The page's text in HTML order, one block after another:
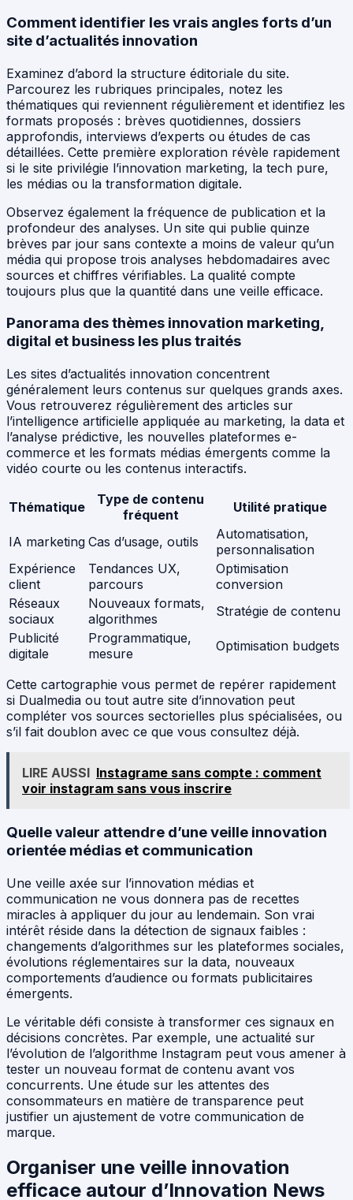
Comment identifier les vrais angles forts d’un
site d’actualités innovation
Examinez d’abord la structure éditoriale du site.
Parcourez les rubriques principales, notez les
thématiques qui reviennent régulièrement et identifiez les
formats proposés : brèves quotidiennes, dossiers
approfondis, interviews d’experts ou études de cas
détaillées. Cette première exploration révèle rapidement
si le site privilégie l’innovation marketing, la tech pure,
les médias ou la transformation digitale.
Observez également la fréquence de publication et la
profondeur des analyses. Un site qui publie quinze
brèves par jour sans contexte a moins de valeur qu’un
média qui propose trois analyses hebdomadaires avec
sources et chiffres vérifiables. La qualité compte
toujours plus que la quantité dans une veille efficace.
Panorama des thèmes innovation marketing,
digital et business les plus traités
Les sites d’actualités innovation concentrent
généralement leurs contenus sur quelques grands axes.
Vous retrouverez régulièrement des articles sur
l’intelligence artificielle appliquée au marketing, la data et
l’analyse prédictive, les nouvelles plateformes e-
commerce et les formats médias émergents comme la
vidéo courte ou les contenus interactifs.
Thématique
Type de contenu
fréquent
Utilité pratique
IA marketing Cas d’usage, outils
Automatisation,
personnalisation
Expérience
client
Tendances UX,
parcours
Optimisation
conversion
Réseaux
sociaux
Nouveaux formats,
algorithmes
Stratégie de contenu
Publicité
digitale
Programmatique,
mesure
Optimisation budgets
Cette cartographie vous permet de repérer rapidement
si Dualmedia ou tout autre site d’innovation peut
compléter vos sources sectorielles plus spécialisées, ou
s’il fait doublon avec ce que vous consultez déjà.
LIRE AUSSI Instagrame sans compte : comment
voir instagram sans vous inscrire
Quelle valeur attendre d’une veille innovation
orientée médias et communication
Une veille axée sur l’innovation médias et
communication ne vous donnera pas de recettes
miracles à appliquer du jour au lendemain. Son vrai
intérêt réside dans la détection de signaux faibles :
changements d’algorithmes sur les plateformes sociales,
évolutions réglementaires sur la data, nouveaux
comportements d’audience ou formats publicitaires
émergents.
Le véritable défi consiste à transformer ces signaux en
décisions concrètes. Par exemple, une actualité sur
l’évolution de l’algorithme Instagram peut vous amener à
tester un nouveau format de contenu avant vos
concurrents. Une étude sur les attentes des
consommateurs en matière de transparence peut
justifier un ajustement de votre communication de
marque.
Organiser une veille innovation
efficace autour d’Innovation News